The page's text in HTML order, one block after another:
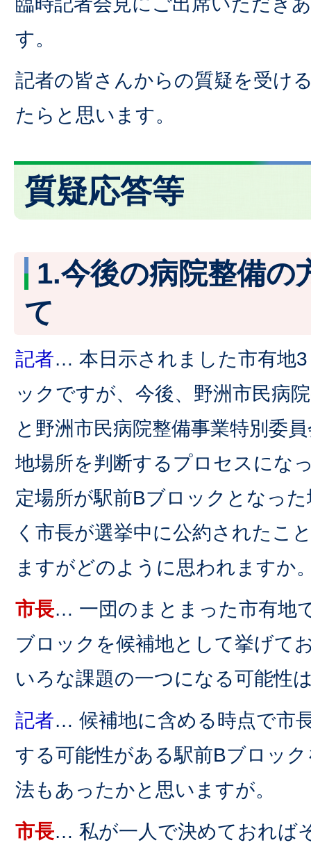
す。
記者の皆さんからの質疑を受け
たらと思います。
質疑応答等
1.今後の病院整備の
て
記者… 本日示されました市有地
ックですが、今後、野洲市民病
と野洲市民病院整備事業特別委
地場所を判断するプロセスにな
定場所が駅前Bブロックとなっ
く市長が選挙中に公約されたこ
ますがどのように思われますか
市長… 一団のまとまった市有地
ブロックを候補地として挙げて
いろな課題の一つになる可能性
記者… 候補地に含める時点で市
する可能性がある駅前Bブロッ
法もあったかと思いますが。
市長… 私が一人で決めておれば